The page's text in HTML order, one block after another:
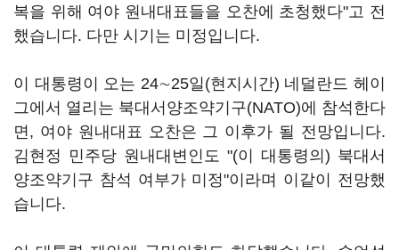
복을 위해 여야 원내대표들을 오찬에 초청했다"고 전
했습니다. 다만 시기는 미정입니다.
이 대통령이 오는 24∼25일(현지시간) 네덜란드 헤이
그에서 열리는 북대서양조약기구(NATO)에 참석한다
면, 여야 원내대표 오찬은 그 이후가 될 전망입니다.
김현정 민주당 원내대변인도 "(이 대통령의) 북대서
양조약기구 참석 여부가 미정"이라며 이같이 전망했
습니다.